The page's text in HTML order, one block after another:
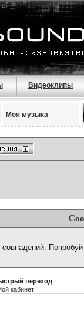
Видеоклипы
Моя музыка
совпадений.
переход